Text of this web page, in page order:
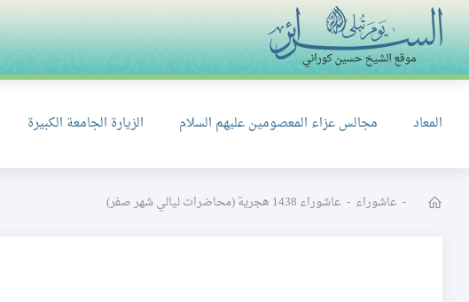
المعاد مجالس عزاء المعصومين عليهم السلام الزيارة الجامعة الكبيرة
- عاشوراء - عاشوراء 1438 هجرية (محاضرات ليالي شهر صفر)